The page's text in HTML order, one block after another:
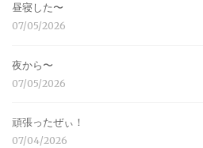
昼寝した〜
07/05/2026
夜から〜
07/05/2026
頑張ったぜぃ！
07/04/2026